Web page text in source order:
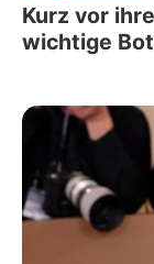
Kurz vor
wichtige